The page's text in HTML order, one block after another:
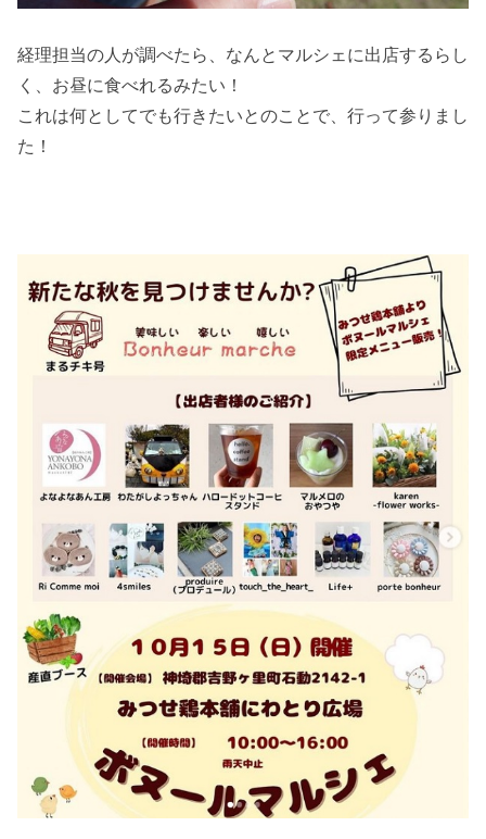
経理担当の人が調べたら、なんとマルシェに出店するらし
く、お昼に食べれるみたい！
これは何としてでも行きたいとのことで、行って参りまし
た！